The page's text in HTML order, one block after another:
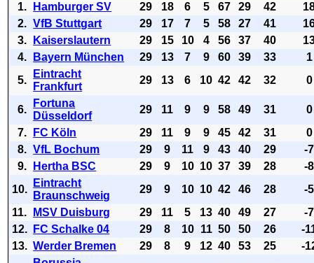
1. Hamburger SV 29 18 6 5 67 29 42
2. VfB Stuttgart 29 17 7 5 58 27 41
3.
Kaiserslautern 29 15 10 4 56 37 40
4.
Bayern München 29 13 7 9 60 39 33
1
5.
Eintracht
Frankfurt
29 13 6 10 42 42 32 0
6.
Fortuna
Düsseldorf
29 11 9 9 58 49 31
0
7.
FC Köln 29 11 9 9 45 42 31
0
8. VfL Bochum 29 9 11 9 43 40 29
-7
9.
Hertha BSC 29 9 10 10 37 39 28
-8
10.
Eintracht
Braunschweig
29 9 10 10 42 46 28
-5
11.
MSV Duisburg 29 11 5 13 40 49 27
-7
12.
FC Schalke 04 29 8 10 11 50 50 26
-
13. Werder Bremen 29 8 9 12 40 53 25
-